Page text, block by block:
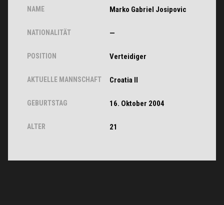
NAME Marko Gabriel Josipovic
NATIONALITÄT —
POSITION Verteidiger
AKTUELLE MANNSCHAFT Croatia II
GEBURTSTAG 16. Oktober 2004
ALTER 21